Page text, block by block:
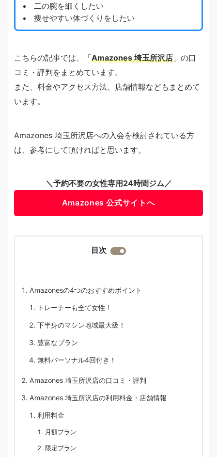
二の腕を細くしたい
痩せやすい体づくりをしたい
こちらの記事では、「Amazones 埼玉所沢店 」の口
コミ・評判をまとめています。
また、料金やアクセス方法、店舗情報などもまとめて
います。
Amazones 埼玉所沢店への入会を検討されている方
は、参考にして頂ければと思います。
＼予約不要の女性専用24時間ジム／
Amazones 公式サイトへ
目次
Amazonesの4つのおすすめポイント
トレーナーも全て女性！
下半身のマシン地域最大級！
豊富なプラン
無料パーソナル4回付き！
Amazones 埼玉所沢店の口コミ・評判
Amazones 埼玉所沢店の利用料金・店舗情報
利用料金
月額プラン
限定プラン